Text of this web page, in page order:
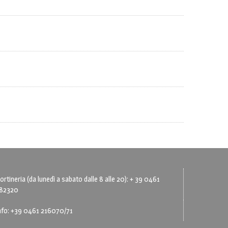
(da lunedì a sabato dalle 8 alle 20): + 39 0461
+39 0461 216070/71